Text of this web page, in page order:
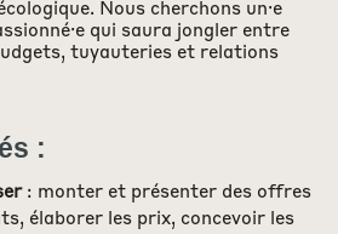
Nous cherchons un·e
qui saura jongler entre
tuyauteries et relations
:
: monter et présenter des offres
élaborer les prix, concevoir les